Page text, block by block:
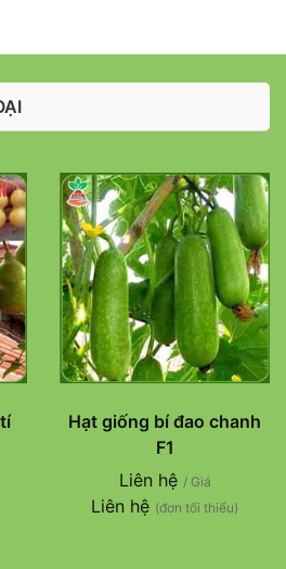
Hạt giống bí đao chanh
F1
Liên hệ / Giá
Liên hệ (đơn tối thiểu)